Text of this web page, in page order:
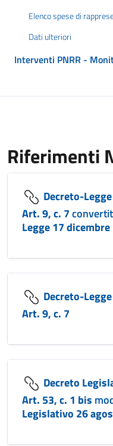
Elenco spese di
Dati ulteriori
Interventi PNRR -
Riferimenti
Decreto-
Art. 9, c. 7
Legge 17
Decreto-
Art. 9, c. 7
Decreto
Art. 53, c. 1 bis
Legislativo 26